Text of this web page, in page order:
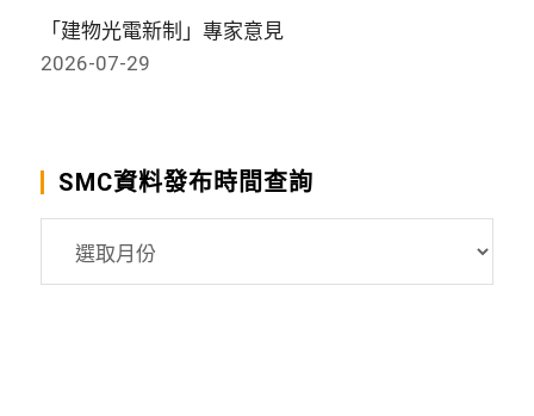
「建物光電新制」專家意見
2026-07-29
SMC資料發布時間查詢